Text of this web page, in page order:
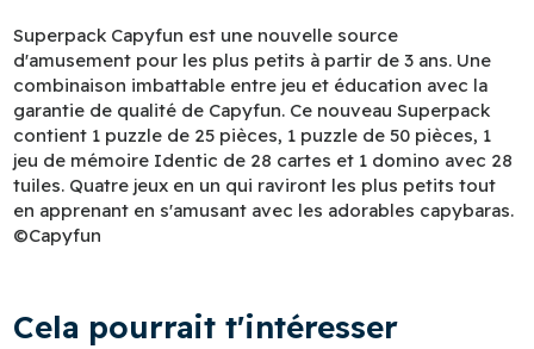
Superpack Capyfun est une nouvelle source
d'amusement pour les plus petits à partir de 3 ans. Une
combinaison imbattable entre jeu et éducation avec la
garantie de qualité de Capyfun. Ce nouveau Superpack
contient 1 puzzle de 25 pièces, 1 puzzle de 50 pièces, 1
jeu de mémoire Identic de 28 cartes et 1 domino avec 28
tuiles. Quatre jeux en un qui raviront les plus petits tout
en apprenant en s'amusant avec les adorables capybaras.
©Capyfun
Cela pourrait t'intéresser